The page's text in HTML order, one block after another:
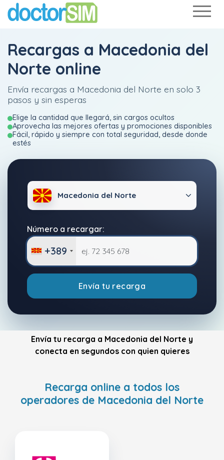
Recargas a Macedonia del
Norte online
Envía recargas a Macedonia del Norte en solo 3
pasos y sin esperas
Elige la cantidad que llegará, sin cargos ocultos
Aprovecha las mejores ofertas y promociones disponibles
Fácil, rápido y siempre con total seguridad, desde donde
estés
Macedonia del Norte
Número a recargar:
+389
Envía tu recarga
Envía tu recarga a Macedonia del Norte y
conecta en segundos con quien quieres
Recarga online a todos los
operadores de Macedonia del Norte